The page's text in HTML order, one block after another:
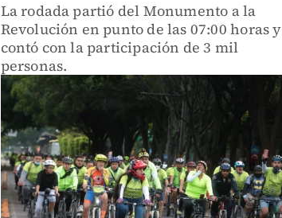
La rodada partió del Monumento a la
Revolución en punto de las 07:00 horas y
contó con la participación de 3 mil
personas.